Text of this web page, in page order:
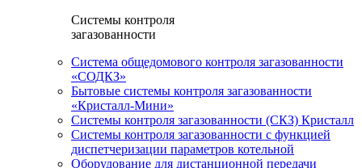
Системы контроля
загазованности
Система общедомового контроля загазованности
«СОДКЗ»
Бытовые системы контроля загазованности
«Кристалл-Мини»
Системы контроля загазованности (СКЗ) Кристалл
Системы контроля загазованности с функцией
диспетчеризации параметров котельной
Оборудование для дистанционной передачи